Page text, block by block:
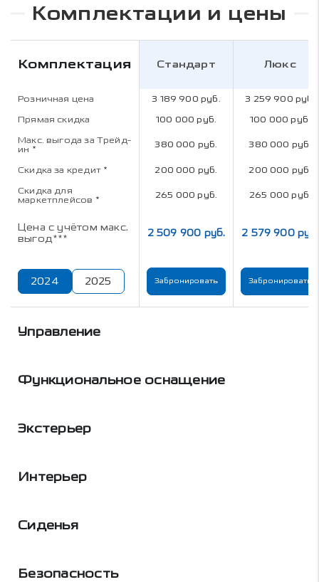
Комплектации и цены
Комплектация Стандарт Люкс
Розничная цена 3 189 900 руб. 3 259 900 руб.
Прямая скидка 100 000 руб. 100 000 руб.
Макс. выгода за Трейд-
ин * 380 000 руб. 380 000 руб.
Скидка за кредит * 200 000 руб. 200 000 руб.
Скидка для
маркетплейсов * 265 000 руб. 265 000 руб.
Цена с учётом макс.
выгод***
2 509 900 руб. 2 579 900 руб.
2024 2025 Забронировать Забронировать
Управление
Функциональное оснащение
Экстерьер
Интерьер
Сиденья
Безопасность